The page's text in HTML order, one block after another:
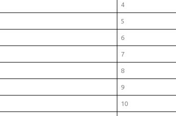
4
5
6
7
8
9
10